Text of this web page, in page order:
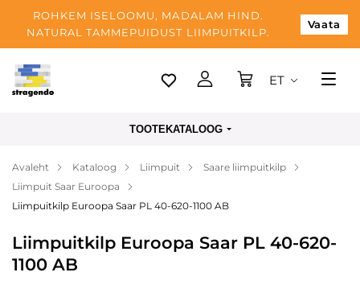
ROHKEM ISELOOMU, MADALAM HIND.
NATURAL TAMMEPUIDUST LIIMPUITKILP.
Vaata
Tallinn
Makse
Meist
Kontaktid
ET
TOOTEKATALOOG
Avaleht Kataloog Liimpuit
Saare liimpuitkilp
Liimpuit Saar Euroopa
Liimpuitkilp Euroopa Saar PL 40-620-1100 AB
Liimpuitkilp Euroopa Saar PL 40-620-
1100 AB